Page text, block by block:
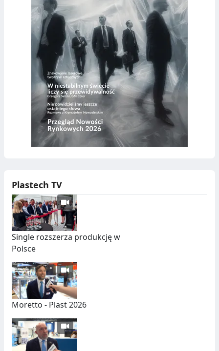
Plastech TV
Single rozszerza produkcję w
Polsce
Moretto - Plast 2026